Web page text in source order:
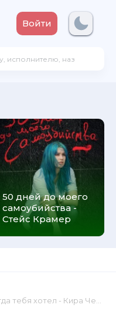
Войти
50 дней до моего
самоубийства -
Стейс Крамер
хотел - Кира Черри 📕 - Книга онлайн бесплатно